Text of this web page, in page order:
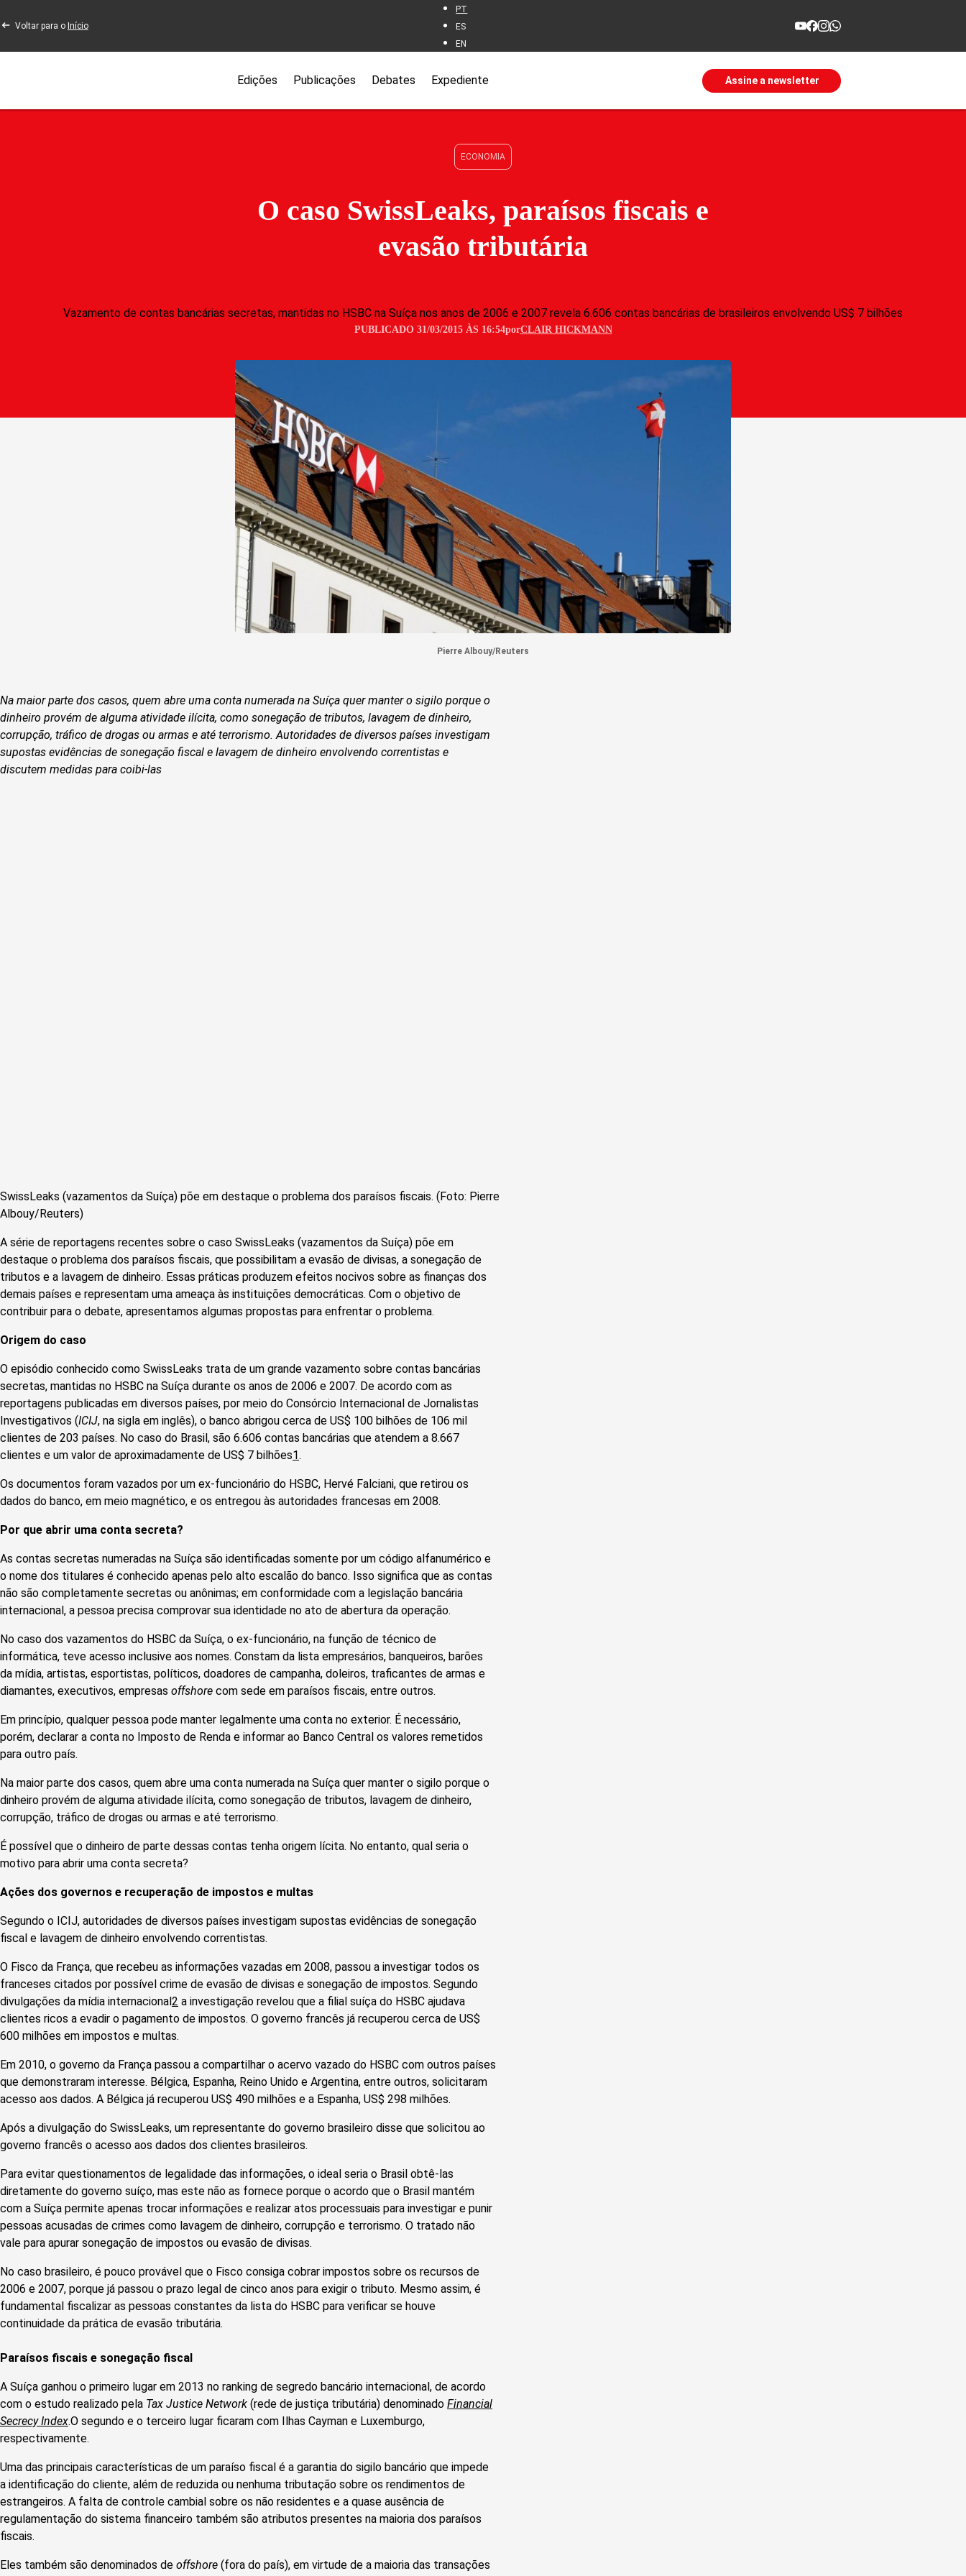
Voltar para o Início
PT
ES
EN
Edições Publicações Debates Expediente Assine a newsletter
ECONOMIA
O caso SwissLeaks, paraísos fiscais e
evasão tributária
Vazamento de contas bancárias secretas, mantidas no HSBC na Suíça nos anos de 2006 e 2007 revela 6.606 contas bancárias de brasileiros envolvendo US$ 7 bilhões
PUBLICADO 31/03/2015 ÀS 16:54porCLAIR HICKMANN
Pierre Albouy/Reuters
Na maior parte dos casos, quem abre uma conta numerada na Suíça quer manter o sigilo porque o
dinheiro provém de alguma atividade ilícita, como sonegação de tributos, lavagem de dinheiro,
corrupção, tráfico de drogas ou armas e até terrorismo. Autoridades de diversos países investigam
supostas evidências de sonegação fiscal e lavagem de dinheiro envolvendo correntistas e
discutem medidas para coibi-las
SwissLeaks (vazamentos da Suíça) põe em destaque o problema dos paraísos fiscais. (Foto: Pierre
Albouy/Reuters)
A série de reportagens recentes sobre o caso SwissLeaks (vazamentos da Suíça) põe em
destaque o problema dos paraísos fiscais, que possibilitam a evasão de divisas, a sonegação de
tributos e a lavagem de dinheiro. Essas práticas produzem efeitos nocivos sobre as finanças dos
demais países e representam uma ameaça às instituições democráticas. Com o objetivo de
contribuir para o debate, apresentamos algumas propostas para enfrentar o problema.
Origem do caso
O episódio conhecido como SwissLeaks trata de um grande vazamento sobre contas bancárias
secretas, mantidas no HSBC na Suíça durante os anos de 2006 e 2007. De acordo com as
reportagens publicadas em diversos países, por meio do Consórcio Internacional de Jornalistas
Investigativos (ICIJ, na sigla em inglês), o banco abrigou cerca de US$ 100 bilhões de 106 mil
clientes de 203 países. No caso do Brasil, são 6.606 contas bancárias que atendem a 8.667
clientes e um valor de aproximadamente de US$ 7 bilhões1.
Os documentos foram vazados por um ex-funcionário do HSBC, Hervé Falciani, que retirou os
dados do banco, em meio magnético, e os entregou às autoridades francesas em 2008.
Por que abrir uma conta secreta?
As contas secretas numeradas na Suíça são identificadas somente por um código alfanumérico e
o nome dos titulares é conhecido apenas pelo alto escalão do banco. Isso significa que as contas
não são completamente secretas ou anônimas; em conformidade com a legislação bancária
internacional, a pessoa precisa comprovar sua identidade no ato de abertura da operação.
No caso dos vazamentos do HSBC da Suíça, o ex-funcionário, na função de técnico de
informática, teve acesso inclusive aos nomes. Constam da lista empresários, banqueiros, barões
da mídia, artistas, esportistas, políticos, doadores de campanha, doleiros, traficantes de armas e
diamantes, executivos, empresas offshore com sede em paraísos fiscais, entre outros.
Em princípio, qualquer pessoa pode manter legalmente uma conta no exterior. É necessário,
porém, declarar a conta no Imposto de Renda e informar ao Banco Central os valores remetidos
para outro país.
Na maior parte dos casos, quem abre uma conta numerada na Suíça quer manter o sigilo porque o
dinheiro provém de alguma atividade ilícita, como sonegação de tributos, lavagem de dinheiro,
corrupção, tráfico de drogas ou armas e até terrorismo.
É possível que o dinheiro de parte dessas contas tenha origem lícita. No entanto, qual seria o
motivo para abrir uma conta secreta?
Ações dos governos e recuperação de impostos e multas
Segundo o ICIJ, autoridades de diversos países investigam supostas evidências de sonegação
fiscal e lavagem de dinheiro envolvendo correntistas.
O Fisco da França, que recebeu as informações vazadas em 2008, passou a investigar todos os
franceses citados por possível crime de evasão de divisas e sonegação de impostos. Segundo
divulgações da mídia internacional2 a investigação revelou que a filial suíça do HSBC ajudava
clientes ricos a evadir o pagamento de impostos. O governo francês já recuperou cerca de US$
600 milhões em impostos e multas.
Em 2010, o governo da França passou a compartilhar o acervo vazado do HSBC com outros países
que demonstraram interesse. Bélgica, Espanha, Reino Unido e Argentina, entre outros, solicitaram
acesso aos dados. A Bélgica já recuperou US$ 490 milhões e a Espanha, US$ 298 milhões.
Após a divulgação do SwissLeaks, um representante do governo brasileiro disse que solicitou ao
governo francês o acesso aos dados dos clientes brasileiros.
Para evitar questionamentos de legalidade das informações, o ideal seria o Brasil obtê-las
diretamente do governo suíço, mas este não as fornece porque o acordo que o Brasil mantém
com a Suíça permite apenas trocar informações e realizar atos processuais para investigar e punir
pessoas acusadas de crimes como lavagem de dinheiro, corrupção e terrorismo. O tratado não
vale para apurar sonegação de impostos ou evasão de divisas.
No caso brasileiro, é pouco provável que o Fisco consiga cobrar impostos sobre os recursos de
2006 e 2007, porque já passou o prazo legal de cinco anos para exigir o tributo. Mesmo assim, é
fundamental fiscalizar as pessoas constantes da lista do HSBC para verificar se houve
continuidade da prática de evasão tributária.
Paraísos fiscais e sonegação fiscal
A Suíça ganhou o primeiro lugar em 2013 no ranking de segredo bancário internacional, de acordo
com o estudo realizado pela Tax Justice Network (rede de justiça tributária) denominado Financial
Secrecy Index.O segundo e o terceiro lugar ficaram com Ilhas Cayman e Luxemburgo,
respectivamente.
Uma das principais características de um paraíso fiscal é a garantia do sigilo bancário que impede
a identificação do cliente, além de reduzida ou nenhuma tributação sobre os rendimentos de
estrangeiros. A falta de controle cambial sobre os não residentes e a quase ausência de
regulamentação do sistema financeiro também são atributos presentes na maioria dos paraísos
fiscais.
Eles também são denominados de offshore (fora do país), em virtude de a maioria das transações